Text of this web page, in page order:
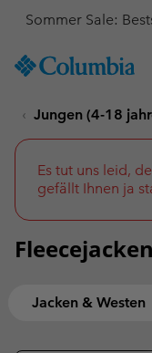
TO
SKIP
NAV
SKIP
TO
SEARCH
Hol dir
Jungen (4-18
Es tut uns leid,
gefällt Ihnen ja
Jacken & Westen